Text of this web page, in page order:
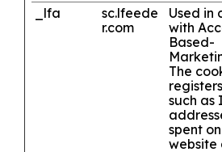
_lfa
sc.lfeede
r.com
Used in
with
Based-
The
such as
spent
website